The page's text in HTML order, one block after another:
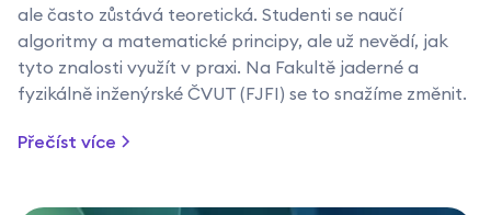
ale často zůstává teoretická. Studenti se naučí
algoritmy a matematické principy, ale už nevědí, jak
tyto znalosti využít v praxi. Na Fakultě jaderné a
fyzikálně inženýrské ČVUT (FJFI) se to snažíme změnit.
Přečíst více